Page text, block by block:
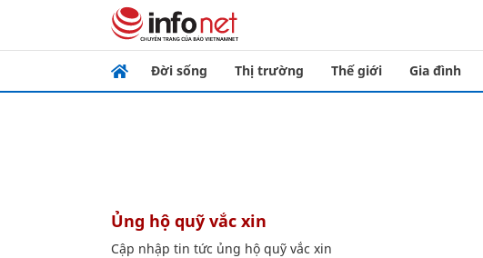
Đời sống Thị trường Thế giới Gia đình
ủng hộ quỹ vắc xin
Cập nhập tin tức ủng hộ quỹ vắc xin